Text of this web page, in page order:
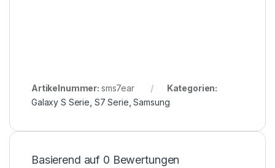
Artikelnummer: sms7ear
Kategorien:
Galaxy S Serie S7 Serie ,Samsung
Basierend auf 0 Bewertungen